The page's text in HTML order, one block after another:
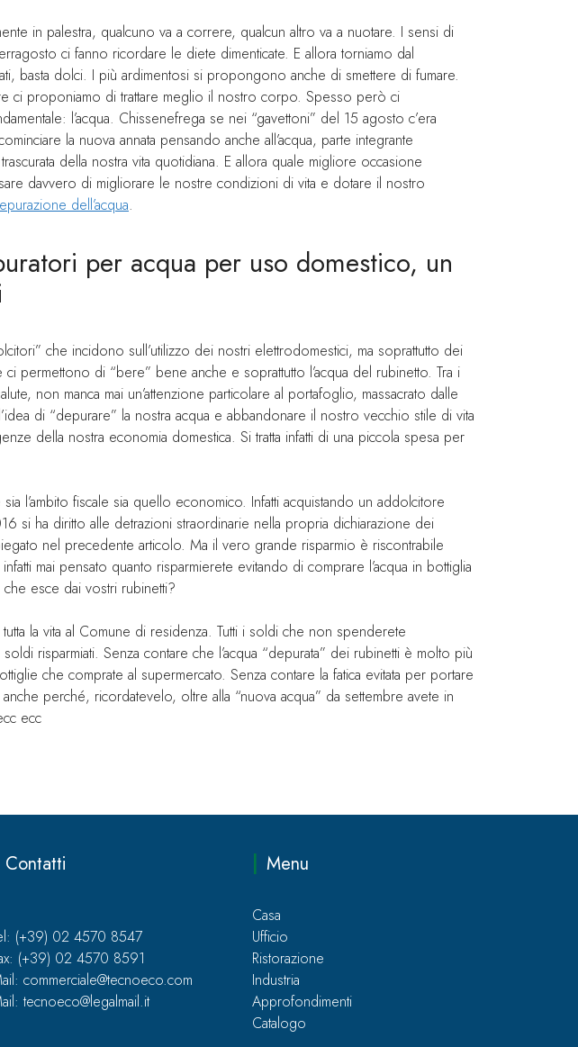
in palestra, qualcuno va a correre, qualcun altro va a nuotare. I sensi di
ci fanno ricordare le diete dimenticate. E allora torniamo dal
basta dolci. I più ardimentosi si propongono anche di smettere di fumare.
ci proponiamo di trattare meglio il nostro corpo. Spesso però ci
l’acqua. Chissenefrega se nei “gavettoni” del 15 agosto c’era
la nuova annata pensando anche all’acqua, parte integrante
della nostra vita quotidiana. E allora quale migliore occasione
davvero di migliorare le nostre condizioni di vita e dotare il nostro
dell’acqua.
per acqua per uso domestico, un
che incidono sull’utilizzo dei nostri elettrodomestici, ma soprattutto dei
permettono di “bere” bene anche e soprattutto l’acqua del rubinetto. Tra i
non manca mai un’attenzione particolare al portafoglio, massacrato dalle
di “depurare” la nostra acqua e abbandonare il nostro vecchio stile di vita
della nostra economia domestica. Si tratta infatti di una piccola spesa per
l’ambito fiscale sia quello economico. Infatti acquistando un addolcitore
si ha diritto alle detrazioni straordinarie nella propria dichiarazione dei
nel precedente articolo. Ma il vero grande risparmio è riscontrabile
mai pensato quanto risparmierete evitando di comprare l’acqua in bottiglia
esce dai vostri rubinetti?
la vita al Comune di residenza. Tutti i soldi che non spenderete
risparmiati. Senza contare che l’acqua “depurata” dei rubinetti è molto più
che comprate al supermercato. Senza contare la fatica evitata per portare
anche perché, ricordatevelo, oltre alla “nuova acqua” da settembre avete in
ecc
Contatti
(+39) 02 4570 8547
(+39) 02 4570 8591
commerciale@tecnoeco.com
tecnoeco@legalmail.it
Menu
Casa
Ufficio
Ristorazione
Industria
Approfondimenti
Catalogo